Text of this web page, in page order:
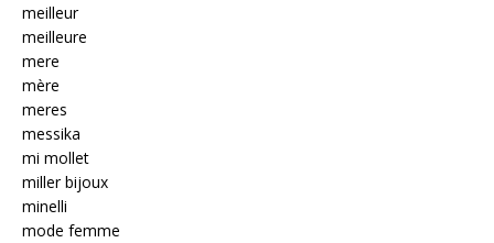
meilleur
meilleure
mere
mère
meres
messika
mi mollet
miller bijoux
minelli
mode femme